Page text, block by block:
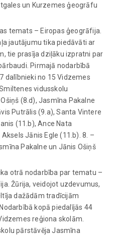
un Kurzemes ģeogrāfu
temats – Eiropas ģeogrāfija.
jautājumu tika piedāvāti ar
tie prasīja dziļāku izpratni par
Pirmajā nodarbībā
dalībnieki no 15 Vidzemes
vidusskolu
(8.d), Jasmīna Pakalne
Putrālis (9.a), Santa Vintere
(11.b), Ance Nata
Jānis Egle (11.b). 8. –
Pakalne un Jānis Ošiņš
otrā nodarbība par tematu –
Žūrija, veidojot uzdevumus,
dažādām tradīcijām
kopā piedalījās 44
reģiona skolām.
pārstāvēja Jasmīna